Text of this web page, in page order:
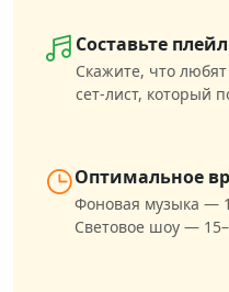
Составьте
Скажите, что
сет-лист, который
Оптимальное
Фоновая музыка —
Световое шоу —